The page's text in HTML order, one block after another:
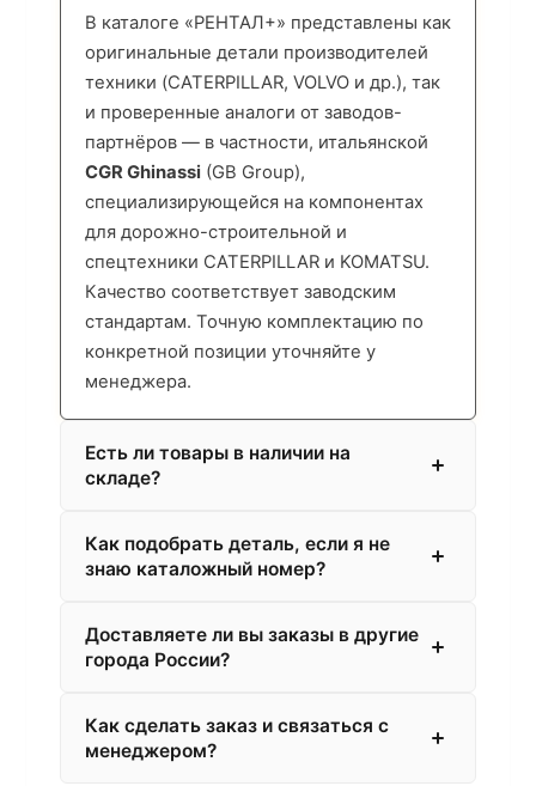
В каталоге «РЕНТАЛ+» представлены как
оригинальные детали производителей
техники (CATERPILLAR, VOLVO и др.), так
и проверенные аналоги от заводов-
партнёров — в частности, итальянской
CGR Ghinassi (GB Group),
специализирующейся на компонентах
для дорожно-строительной и
спецтехники CATERPILLAR и KOMATSU.
Качество соответствует заводским
стандартам. Точную комплектацию по
конкретной позиции уточняйте у
менеджера.
Есть ли товары в наличии на
складе?
Как подобрать деталь, если я не
знаю каталожный номер?
Доставляете ли вы заказы в другие
города России?
Как сделать заказ и связаться с
менеджером?